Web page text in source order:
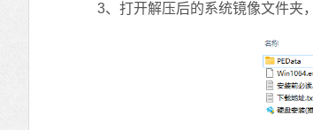
3、打开解压后的系统镜像文件夹，